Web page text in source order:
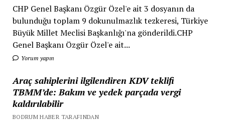
CHP Genel Başkanı Özgür Özel'e ait 3 dosyanın da
bulunduğu toplam 9 dokunulmazlık tezkeresi, Türkiye
Büyük Millet Meclisi Başkanlığı'na gönderildi.CHP
Genel Başkanı Özgür Özel'e ait...
Yorum yapın
Araç sahiplerini ilgilendiren KDV teklifi
TBMM’de: Bakım ve yedek parçada vergi
kaldırılabilir
BODRUM HABER TARAFINDAN